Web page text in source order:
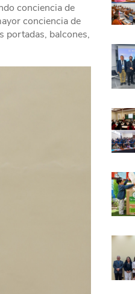
conciencia de
conciencia de
portadas, balcones,